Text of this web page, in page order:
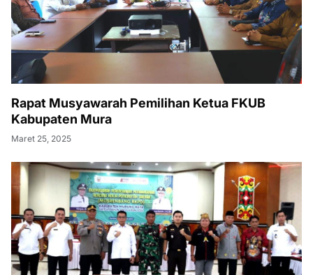
Rapat Musyawarah Pemilihan Ketua FKUB
Kabupaten Mura
Maret 25, 2025